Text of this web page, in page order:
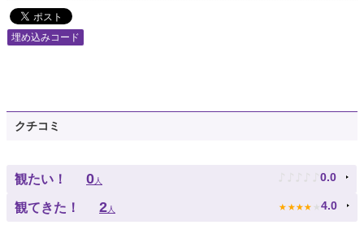
埋め込みコード
クチコミ
観たい！ 0人 ♪ ♪ ♪ ♪ ♪ 0.0
観てきた！ 2人 ★ ★ ★ ★ ★ 4.0